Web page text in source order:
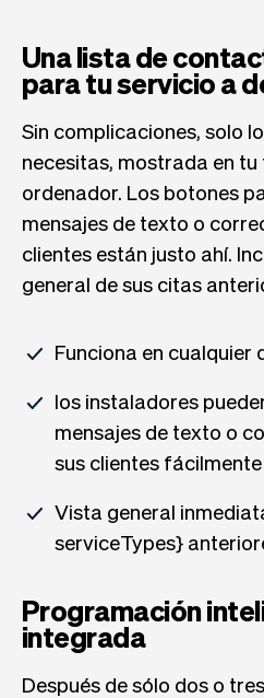
Una lista de
para tu servicio a
Sin complicaciones, solo
necesitas, mostrada en
ordenador. Los botones
mensajes de texto o
clientes están justo ahí.
general de sus citas
Funciona en cualquier
los instaladores
mensajes de texto o
sus clientes fácilmente
Vista general
serviceTypes}
Programación
integrada
Después de sólo dos o